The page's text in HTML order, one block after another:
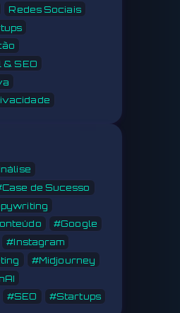
Redes Sociais
& SEO
de Sucesso
#Google
#Instagram
#Midjourney
#SEO #Startups